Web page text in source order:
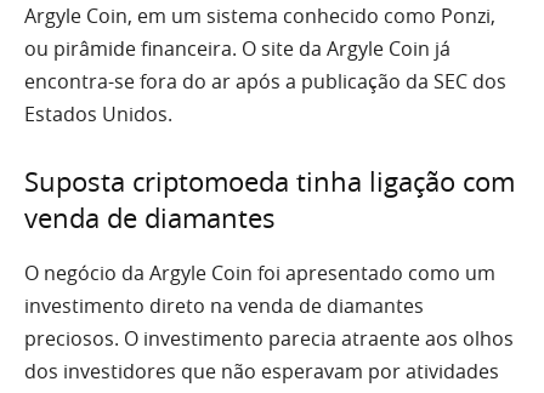
Argyle Coin, em um sistema conhecido como Ponzi,
ou pirâmide financeira. O site da Argyle Coin já
encontra-se fora do ar após a publicação da SEC dos
Estados Unidos.
Suposta criptomoeda tinha ligação com
venda de diamantes
O negócio da Argyle Coin foi apresentado como um
investimento direto na venda de diamantes
preciosos. O investimento parecia atraente aos olhos
dos investidores que não esperavam por atividades